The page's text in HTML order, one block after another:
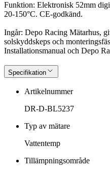
Funktion: Elektronisk 52mm
20-150°C. CE-godkänd.
Ingår: Depo Racing Mätarhus,
solskyddskeps och
Installationsmanual och Depo
Specifikation
Artikelnummer
DR-D-BL5237
Typ av mätare
Vattentemp
Tillämpningsområde